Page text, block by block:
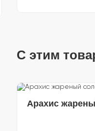
С этим
Арахис